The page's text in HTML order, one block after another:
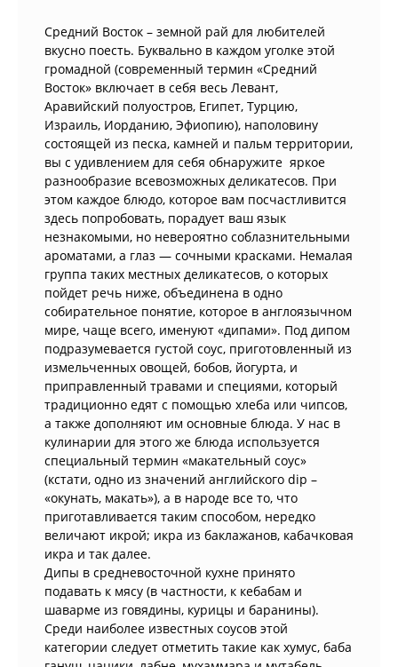
Средний Восток – земной рай для любителей
вкусно поесть. Буквально в каждом уголке этой
громадной (современный термин «Средний
Восток» включает в себя весь Левант,
Аравийский полуостров, Египет, Турцию,
Израиль, Иорданию, Эфиопию), наполовину
состоящей из песка, камней и пальм территории,
вы с удивлением для себя обнаружите яркое
разнообразие всевозможных деликатесов. При
этом каждое блюдо, которое вам посчастливится
здесь попробовать, порадует ваш язык
незнакомыми, но невероятно соблазнительными
ароматами, а глаз — сочными красками. Немалая
группа таких местных деликатесов, о которых
пойдет речь ниже, объединена в одно
собирательное понятие, которое в англоязычном
мире, чаще всего, именуют «дипами». Под дипом
подразумевается густой соус, приготовленный из
измельченных овощей, бобов, йогурта, и
приправленный травами и специями, который
традиционно едят с помощью хлеба или чипсов,
а также дополняют им основные блюда. У нас в
кулинарии для этого же блюда используется
специальный термин «макательный соус»
(кстати, одно из значений английского dip –
«окунать, макать»), а в народе все то, что
приготавливается таким способом, нередко
величают икрой; икра из баклажанов, кабачковая
икра и так далее.
Дипы в средневосточной кухне принято
подавать к мясу (в частности, к кебабам и
шаварме из говядины, курицы и баранины).
Среди наиболее известных соусов этой
категории следует отметить такие как хумус, баба